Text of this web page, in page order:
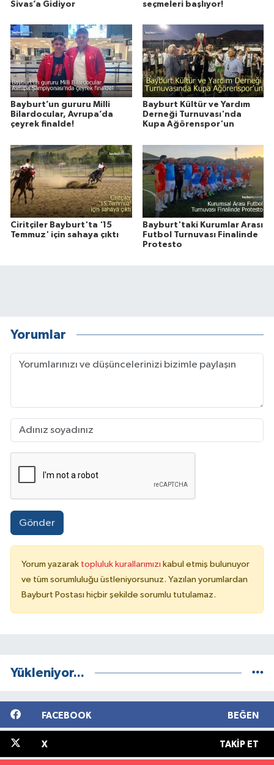
Sivas’a Gidiyor seçmeleri başlıyor!
Bayburt’un gururu Milli
Bilardocular, Avrupa’da
çeyrek finalde!
Bayburt Kültür ve Yardım
Derneği Turnuvası'nda
Kupa Ağörenspor'un
Ciritçiler Bayburt'ta '15
Temmuz' için sahaya çıktı
Bayburt'taki Kurumlar Arası
Futbol Turnuvası Finalinde
Protesto
Yorumlar
Gönder
Yorum yazarak topluluk kurallarımızı kabul etmiş bulunuyor
ve tüm sorumluluğu üstleniyorsunuz. Yazılan yorumlardan
Bayburt Postası hiçbir şekilde sorumlu tutulamaz.
Yükleniyor...
FACEBOOK BEĞEN
X TAKIP ET